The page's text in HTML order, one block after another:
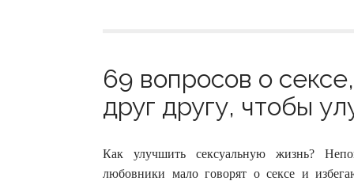
69 вопросов о
друг другу, чтобы
Как улучшить сексуальную жизнь?
любовники мало говорят о сексе и